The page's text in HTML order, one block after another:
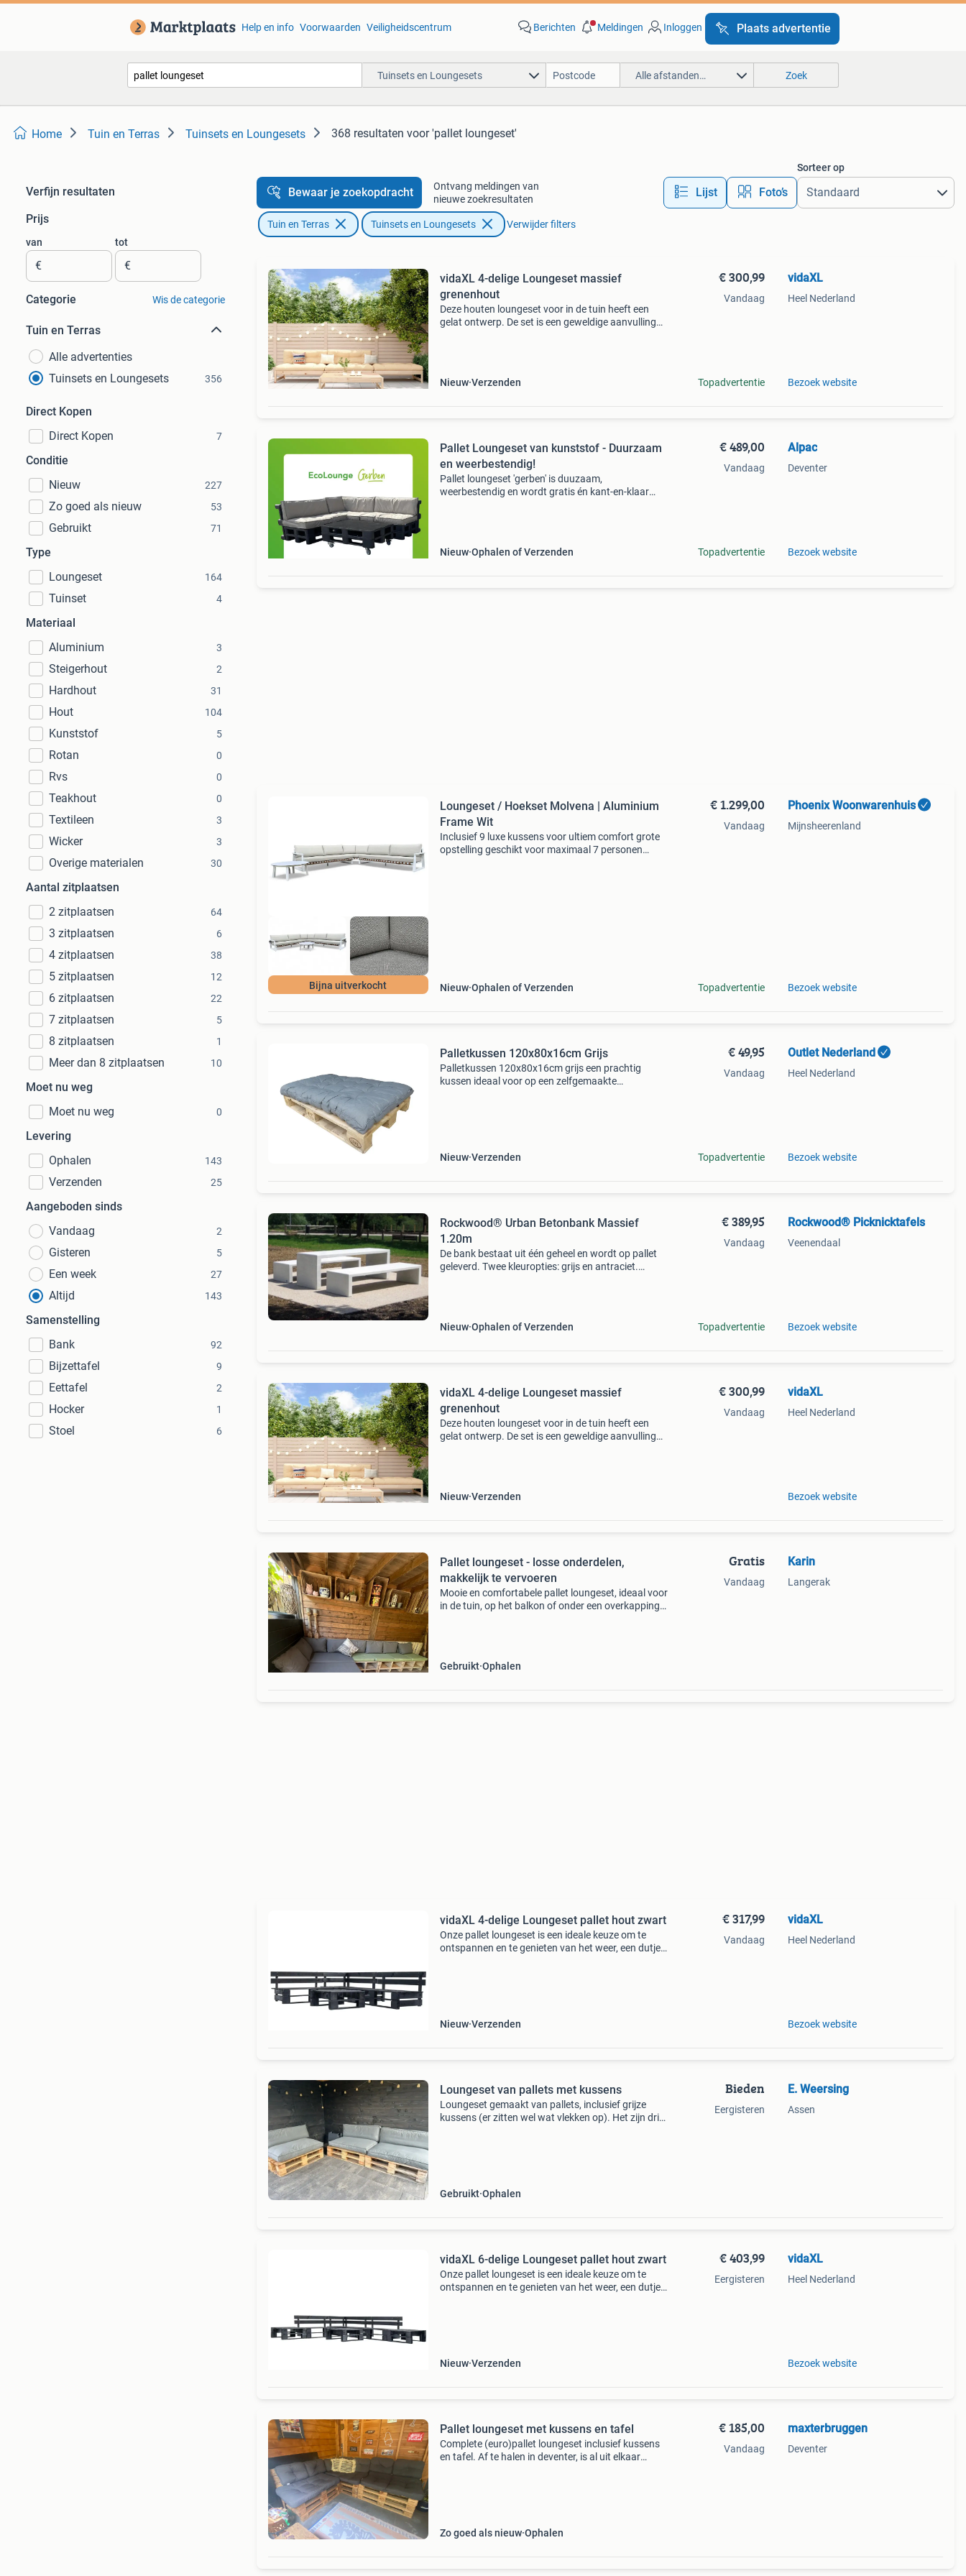
Help en info Voorwaarden Veiligheidscentrum Berichten Meldingen Inloggen Plaats advertentie
Tuinsets en Loungesets Alle afstanden… Zoek
Home Tuin en Terras Tuinsets en Loungesets 368 resultaten voor 'pallet loungeset'
Verfijn resultaten
Prijs
van
€
tot
€
Categorie Wis de categorie
Tuin en Terras
Alle advertenties
Tuinsets en Loungesets
356
Direct Kopen
Direct Kopen
7
Conditie
Nieuw
227
Zo goed als nieuw 53
Gebruikt 71
Type
Loungeset
164
Tuinset 4
Materiaal
Aluminium
3
Steigerhout 2
Hardhout 31
Hout 104
Kunststof 5
Rotan 0
Rvs 0
Teakhout 0
Textileen 3
Wicker 3
Overige materialen 30
Aantal zitplaatsen
2 zitplaatsen
64
3 zitplaatsen 6
4 zitplaatsen 38
5 zitplaatsen 12
6 zitplaatsen 22
7 zitplaatsen 5
8 zitplaatsen 1
Meer dan 8 zitplaatsen 10
Moet nu weg
Moet nu weg
0
Levering
Ophalen
143
Verzenden 25
Aangeboden sinds
Vandaag
2
Gisteren 5
Een week 27
Altijd 143
Samenstelling
Bank
92
Bijzettafel 9
Eettafel 2
Hocker 1
Stoel 6
Bewaar je zoekopdracht
Ontvang meldingen van
nieuwe zoekresultaten
Lijst Foto’s
Sorteer op
Tuin en Terras Tuinsets en Loungesets Verwijder filters
vidaXL 4-delige Loungeset massief
grenenhout
Deze houten loungeset voor in de tuin heeft een
gelat ontwerp. De set is een geweldige aanvulling
Nieuw Verzenden
€ 300,99
Vandaag
Topadvertentie
vidaXL
Heel Nederland
Bezoek website
Pallet Loungeset van kunststof - Duurzaam
en weerbestendig!
Pallet loungeset 'gerben' is duuzaam,
weerbestendig en wordt gratis én kant-en-klaar
Nieuw Ophalen of Verzenden
€ 489,00
Vandaag
Topadvertentie
Alpac
Deventer
Bezoek website
Bijna uitverkocht
Loungeset / Hoekset Molvena | Aluminium
Frame Wit
Inclusief 9 luxe kussens voor ultiem comfort grote
opstelling geschikt voor maximaal 7 personen
Nieuw Ophalen of Verzenden
€ 1.299,00
Vandaag
Topadvertentie
Phoenix Woonwarenhuis
Mijnsheerenland
Bezoek website
Palletkussen 120x80x16cm Grijs
Palletkussen 120x80x16cm grijs een prachtig
kussen ideaal voor op een zelfgemaakte
Nieuw Verzenden
€ 49,95
Vandaag
Topadvertentie
Outlet Nederland
Heel Nederland
Bezoek website
Rockwood® Urban Betonbank Massief
1.20m
De bank bestaat uit één geheel en wordt op pallet
geleverd. Twee kleuropties: grijs en antraciet.
Nieuw Ophalen of Verzenden
€ 389,95
Vandaag
Topadvertentie
Rockwood® Picknicktafels
Veenendaal
Bezoek website
vidaXL 4-delige Loungeset massief
grenenhout
Deze houten loungeset voor in de tuin heeft een
gelat ontwerp. De set is een geweldige aanvulling
Nieuw Verzenden
€ 300,99
Vandaag
vidaXL
Heel Nederland
Bezoek website
Pallet loungeset - losse onderdelen,
makkelijk te vervoeren
Mooie en comfortabele pallet loungeset, ideaal voor
in de tuin, op het balkon of onder een overkapping.
Gebruikt Ophalen
Gratis
Vandaag
Karin
Langerak
vidaXL 4-delige Loungeset pallet hout zwart
Onze pallet loungeset is een ideale keuze om te
ontspannen en te genieten van het weer, een dutje
Nieuw Verzenden
€ 317,99
Vandaag
vidaXL
Heel Nederland
Bezoek website
Loungeset van pallets met kussens
Loungeset gemaakt van pallets, inclusief grijze
kussens (er zitten wel wat vlekken op). Het zijn drie
Gebruikt Ophalen
Bieden
Eergisteren
E. Weersing
Assen
vidaXL 6-delige Loungeset pallet hout zwart
Onze pallet loungeset is een ideale keuze om te
ontspannen en te genieten van het weer, een dutje
Nieuw Verzenden
€ 403,99
Eergisteren
vidaXL
Heel Nederland
Bezoek website
Pallet loungeset met kussens en tafel
Complete (euro)pallet loungeset inclusief kussens
en tafel. Af te halen in deventer, is al uit elkaar
Zo goed als nieuw Ophalen
€ 185,00
Vandaag
maxterbruggen
Deventer